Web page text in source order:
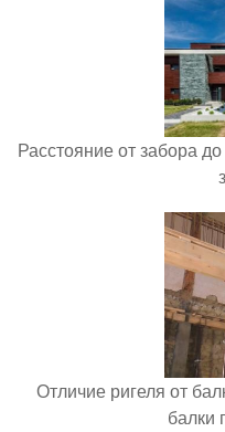
Расстояние от забора
Отличие ригеля от
балки